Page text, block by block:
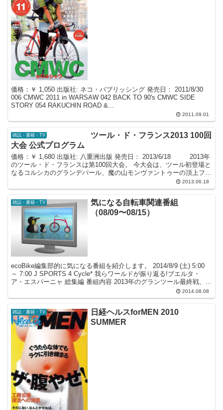
価格：￥ 1,050 出版社: ネコ・パブリッシング 発売日： 2011/8/30
006 CMWC 2011 in WARSAW 042 BACK TO 90's CMWC SIDE
STORY 054 RAKUCHIN ROAD &...
2011.09.01
雑誌・書籍・TV
ツール・ド・フランス2013 100回
大会 公式プログラム
価格：￥ 1,680 出版社: 八重洲出版 発売日： 2013/6/18 2013年
のツール・ド・フランスは第100回大会。 今大会は、ツール初登場と
なるコルシカのグランデパール、魔の山モンヴァントゥーの頂上フィ
2013.06.18
雑誌・書籍・TV
気になる自転車関連番組
（08/09〜08/15）
ecoBike編集部的に気になる番組を紹介します。 2014/8/9 (土) 5:00
～ 7:00 J SPORTS 4 Cycle* 我らワールドが振り返る!ブエルタ・
ア・エスパーニャ 総集編 番組内容 2013年のグランツール最終戦、...
2014.08.08
雑誌・書籍・TV
日経ヘルスforMEN 2010
SUMMER